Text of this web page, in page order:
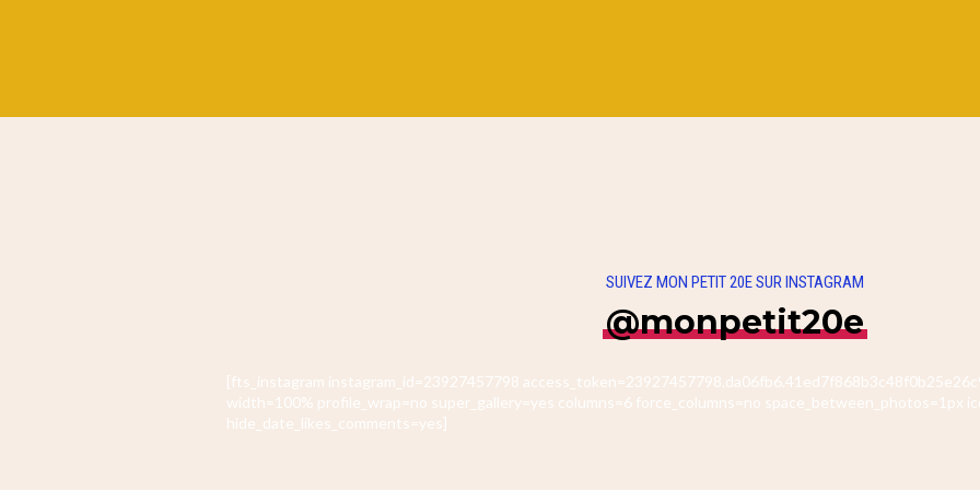
SUIVEZ MON PETIT 20E SUR INSTAGRAM
@monpetit20e
[fts_instagram instagram_id=23927457798
width=100% profile_wrap=no super_gallery=yes columns=6 force_columns=no space_between_photos=1px
hide_date_likes_comments=yes]